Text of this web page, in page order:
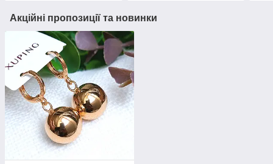
Акційні пропозиції та новинки